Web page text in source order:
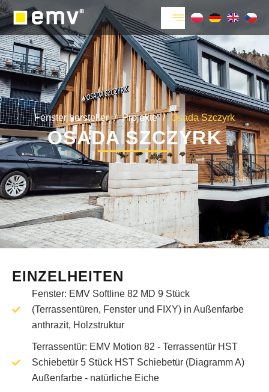
Fenster hersteller / Projekte / Osada Szczyrk
OSADA SZCZYRK
EINZELHEITEN
Fenster: EMV Softline 82 MD 9 Stück
(Terrassentüren, Fenster und FIXY) in Außenfarbe
anthrazit, Holzstruktur
Terrassentür: EMV Motion 82 - Terrassentür HST
Schiebetür 5 Stück HST Schiebetür (Diagramm A)
Außenfarbe - natürliche Eiche